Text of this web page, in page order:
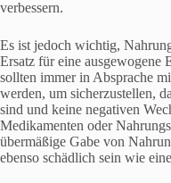
verbessern.
Es ist jedoch wichtig,
Ersatz für eine ausgewogene
sollten immer in Absprache
werden, um sicherzustellen,
sind und keine negativen
Medikamenten oder
übermäßige Gabe von
ebenso schädlich sein wie